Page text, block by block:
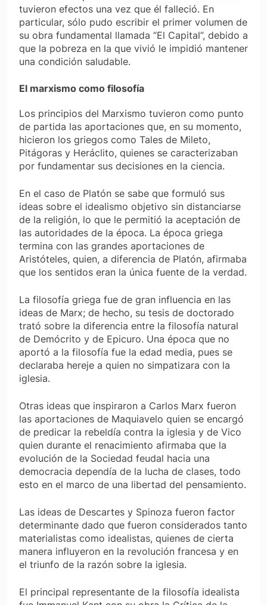
tuvieron efectos una vez que él falleció. En
particular, sólo pudo escribir el primer volumen de
su obra fundamental llamada “El Capital”, debido a
que la pobreza en la que vivió le impidió mantener
una condición saludable.
El marxismo como filosofía
Los principios del Marxismo tuvieron como punto
de partida las aportaciones que, en su momento,
hicieron los griegos como Tales de Mileto,
Pitágoras y Heráclito, quienes se caracterizaban
por fundamentar sus decisiones en la ciencia.
En el caso de Platón se sabe que formuló sus
ideas sobre el idealismo objetivo sin distanciarse
de la religión, lo que le permitió la aceptación de
las autoridades de la época. La época griega
termina con las grandes aportaciones de
Aristóteles, quien, a diferencia de Platón, afirmaba
que los sentidos eran la única fuente de la verdad.
La filosofía griega fue de gran influencia en las
ideas de Marx; de hecho, su tesis de doctorado
trató sobre la diferencia entre la filosofía natural
de Demócrito y de Epicuro. Una época que no
aportó a la filosofía fue la edad media, pues se
declaraba hereje a quien no simpatizara con la
iglesia.
Otras ideas que inspiraron a Carlos Marx fueron
las aportaciones de Maquiavelo quien se encargó
de predicar la rebeldía contra la iglesia y de Vico
quien durante el renacimiento afirmaba que la
evolución de la Sociedad feudal hacia una
democracia dependía de la lucha de clases, todo
esto en el marco de una libertad del pensamiento.
Las ideas de Descartes y Spinoza fueron factor
determinante dado que fueron considerados tanto
materialistas como idealistas, quienes de cierta
manera influyeron en la revolución francesa y en
el triunfo de la razón sobre la iglesia.
El principal representante de la filosofía idealista